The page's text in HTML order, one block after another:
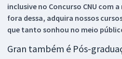
inclusive no Concurso CNU com a
fora dessa, adquira nossos
que tanto sonhou no meio
Gran também é Pós-